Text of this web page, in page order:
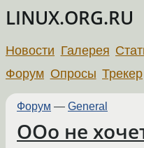
LINUX.ORG.RU
Новости Галерея
Форум Опросы Трекер
Форум — General
OOo не